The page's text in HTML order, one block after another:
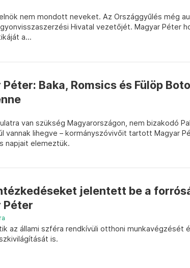
nem mondott neveket. Az Országgyűlés még
Hivatal vezetőjét. Magyar Péter
a...
Péter: Baka, Romsics és Fülöp
van szükség Magyarországon, nem bizakodó
vannak lihegve – kormányszóvivőit tartott Magyar
napjait elemeztük.
jelentett be a
Péter
az állami szféra rendkívüli otthoni munkavégzését
is.